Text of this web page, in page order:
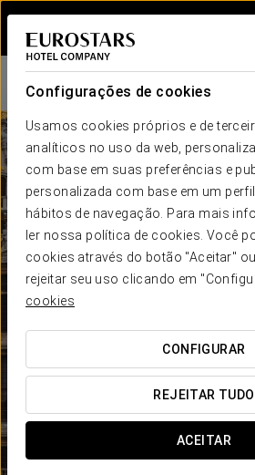
Configurações de cookies
Usamos cookies próprios e de
analíticos no uso da web,
com base em suas preferências e
personalizada com base em um
hábitos de navegação. Para mais
ler nossa política de cookies. Você
cookies através do botão "Aceitar"
rejeitar seu uso clicando em
cookies
CONFIGURAR
REJEITAR TUDO
ACEITAR